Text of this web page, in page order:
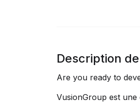
Description
Are you ready to
VusionGroup est